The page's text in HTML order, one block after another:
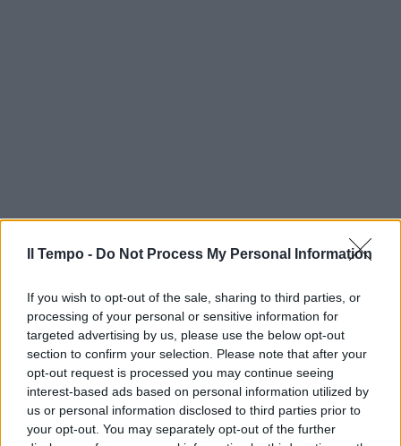
Il Tempo - Do Not Process My Personal Information
If you wish to opt-out of the sale, sharing to third parties, or
processing of your personal or sensitive information for
targeted advertising by us, please use the below opt-out
section to confirm your selection. Please note that after your
opt-out request is processed you may continue seeing
interest-based ads based on personal information utilized by
us or personal information disclosed to third parties prior to
your opt-out. You may separately opt-out of the further